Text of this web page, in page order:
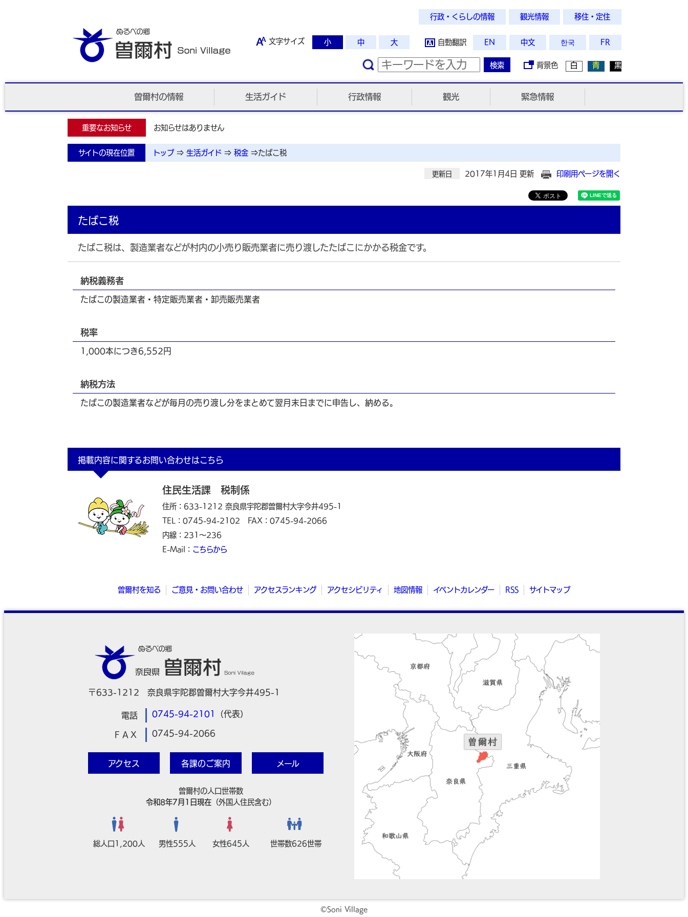
行政・くらしの情報 観光情報 移住・定住
文字サイズ 小 中 大 自動翻訳 EN 中文 한국 FR
検索 背景色 白 青 黒
曽爾村の情報 生活ガイド 行政情報 観光 緊急情報
重要なお知らせ お知らせはありません
サイトの現在位置 トップ ⇒ 生活ガイド ⇒ 税金 ⇒たばこ税
更新日 2017年1月4日 更新 印刷用ページを開く
たばこ税
たばこ税は、製造業者などが村内の小売り販売業者に売り渡したたばこにかかる税金です。
納税義務者
たばこの製造業者・特定販売業者・卸売販売業者
税率
1,000本につき6,552円
納税方法
たばこの製造業者などが毎月の売り渡し分をまとめて翌月末日までに申告し、納める。
掲載内容に関するお問い合わせはこちら
住民生活課 税制係
住所：633-1212 奈良県宇陀郡曽爾村大字今井495-1
TEL：0745-94-2102
FAX：0745-94-2066
内線：231～236
E-Mail： こちらから
曽爾村を知る ご意見・お問い合わせ アクセスランキング アクセシビリティ 地図情報 イベントカレンダー RSS サイトマップ
〒633-1212 奈良県宇陀郡曽爾村大字今井495-1
電話 0745-94-2101 （代表）
ＦＡＸ 0745-94-2066
アクセス 各課のご案内 メール
曽爾村の人口世帯数
令和8年7月1日現在 （外国人住民含む）
総人口1,200人 男性555人 女性645人 世帯数626世帯
©Soni Village